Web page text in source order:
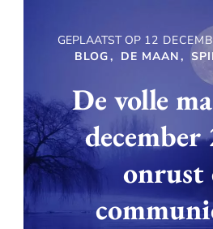
GEPLAATST OP 12
BLOG
DE MAAN
De volle
december
onrust